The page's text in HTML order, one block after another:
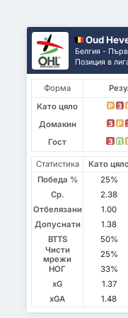
Oud
Белгия -
Позиция в
Форма
Като цяло
P З
Домакин
З P
Гост
З П
Статистика Като
Победа %
25%
Ср.
2.38
Отбелязани
1.00
Допуснати
1.38
BTTS
50%
Чисти
мрежи
25%
НОГ
33%
xG
1.37
xGA
1.48